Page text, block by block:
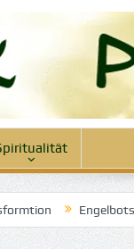
Engelbotschaft